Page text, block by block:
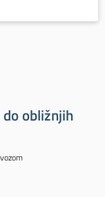
obližnjih